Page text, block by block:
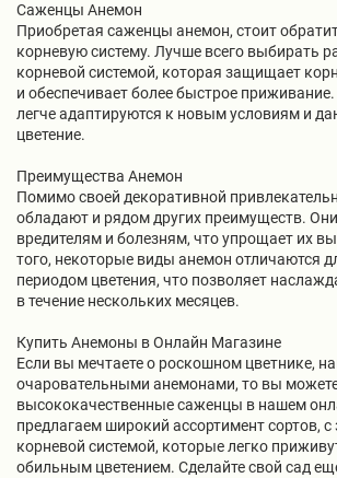
Саженцы Анемон
Приобретая саженцы анемон, стоит
корневую систему. Лучше всего выбирать
корневой системой, которая защищает
и обеспечивает более быстрое
легче адаптируются к новым условиям и
цветение.
Преимущества Анемон
Помимо своей декоративной
обладают и рядом других преимуществ.
вредителям и болезням, что упрощает их
того, некоторые виды анемон отличаются
периодом цветения, что позволяет
в течение нескольких месяцев.
Купить Анемоны в Онлайн Магазине
Если вы мечтаете о роскошном цветнике,
очаровательными анемонами, то вы
высококачественные саженцы в нашем
предлагаем широкий ассортимент сортов,
корневой системой, которые легко
обильным цветением. Сделайте свой сад